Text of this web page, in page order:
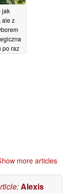
jak
ale z
po raz
na
5
2026
more articles
:Alexis